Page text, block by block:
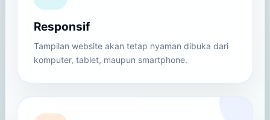
Responsif
Tampilan website akan tetap nyaman dibuka dari
komputer, tablet, maupun smartphone.